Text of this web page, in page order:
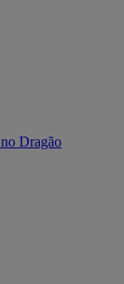
Dragão